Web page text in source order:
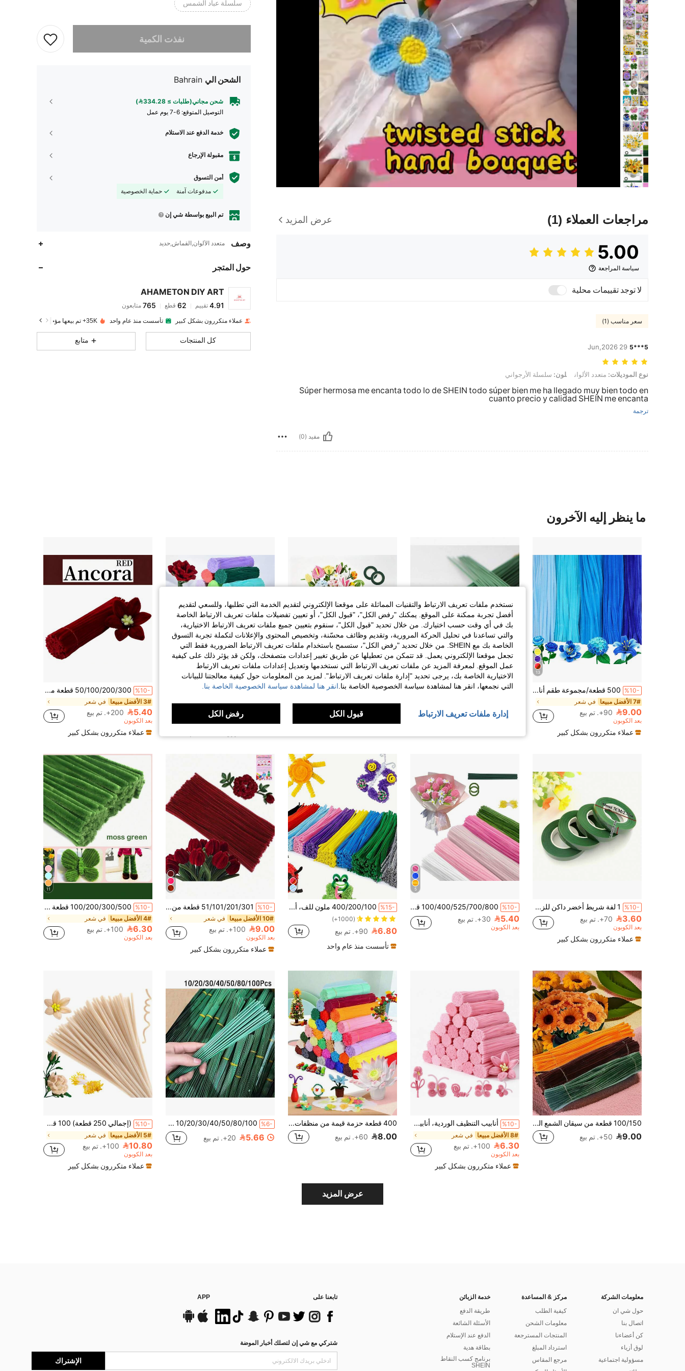
مراجعات العملاء (1) عرض المزيد
5.00
سياسة المراجعة
لا توجد تقييمات محلية
سعر مناسب (1)
5***5
29 Jun,2026
نوع الموديلات: متعدد الألوان, لون: سلسلة الأرجواني
نوع الموديلات: متعدد الألوان لون: سلسلة الأرجواني
Súper hermosa me encanta todo lo de SHEIN todo súper bien me ha llegado muy bien todo en
cuanto precio y calidad SHEIN me encanta
ترجمة
مفيد (0)
سلسلة عباد الشمس
نفذت الكمية
الشحن الي Bahrain
شحن مجاني(طلبات ≥ 334.28)
التوصيل المتوقع: 6-7 يوم عمل
خدمة الدفع عند الاستلام
مقبولة الإرجاع
أمن التسوق
مدفوعات آمنة
حماية الخصوصية
تم البيع بواسطة شي إن
وصف متعدد الألوان,القماش,حديد
حول المتجر
AHAMETON DIY ART
4.91
62
n***i تم دفعمنذ 1 يوم
عملاء متكررون بشكل كبير تأسست منذ عام واحد 35K+ تم بيعها مؤخرًا
كل المنتجات متابع
ما ينظر إليه الآخرون
13
%10- 500 قطعة/مجموعة طقم أنابيب التنظيف الحرفية، ساق تشينيل الناعمة المحسنة بالجملة، أنابيب تنظيف الزهور اليدوية، مناسبة للمبتدئين في مشاريع الفن والحرف اليدوية، عصي الزخرفة، رائعة للهدايا وديكور المنزل والحفلات والزفاف
7# الأفضل مبيعا في شعر
9.00 90+. تم بيع
بعد الكوبون
عملاء متكررون بشكل كبير
%10- 200/100/50/40 قطعة من سيقان الزهور المطلية باللون الأخضر، أسلاك حرفية وزهرية DIY، أسلاك حديدية مقاومة للماء، مناسبة لديكور العطلات والمشاريع اليدوية، تستخدم لدعم تسلق النباتات، إطار بيرجولا الحديقة القابل للتعديل، دعم نباتات قابل للف والتشكيل، سيقان زهور متنوعة للزهور الاصطناعية، متينة للغاية وسهلة اللف، أشكال متنوعة، اكسسوارات ديكورية للباقات الزهور، أدوات حديقة (ألوان عشوائية)
7.20 200+. تم بيع
بعد الكوبون
%5- 575 قطعة من طقم صنع الزهور اليدوية الفاخرة من الشينيل، 8 ألوان مختارة من أربطة الالتواء، السيقان، الأشرطة، الأسدية، سيقان الشينيل المخملية المرجانية، يتضمن دليل تعليمي، شريط الزهور، ديكور باقة يدوية DIY، مناسب لعيد الميلاد، عيد الحب، عيد الأم
44.82
عملاء متكررون بشكل كبير
%10-
(1000+)
%10- 50/100/200/300 قطعة من مصفى الأنبوب الأحمر أنكورا، سيقان الشينيل الحمراء أنكورا، مصفيات الأنابيب الحمراء أنكورا بكميات كبيرة ، أعواد سحب مخملي لوازم حرفية، مصفيات الأنابيب للفنون ، مصفيات الأنابيب الإبداعية للحرف والديكورات الاحتفالية ، مصفيات ملونة للفنون اليدوية والمشاريع الحرفية الإبداعية DIY
3# الأفضل مبيعا في شعر
5.40 200+. تم بيع
بعد الكوبون
عملاء متكررون بشكل كبير
%10- 1 لفة شريط أخضر داكن للزهور، عرض 0.5 بوصة، طول 20 متر لتغليف سيقان الباقات الزهور، شريط نايلون مقاوم للماء 1 حزمة، شريط أخضر للأزهار لتنسيق المشاريع اليدوية والأكاليل وتغليف سيقان الباقات الزهور ومستلزمات الأشغال اليدوية، سهل الاستخدام، شد بقوة، متوافق مع الأقمشة ، مستلزمات محل الزهور
3.60 70+. تم بيع
بعد الكوبون
عملاء متكررون بشكل كبير
5
%10- 100/400/525/700/800 قطعة فرشاة تنظيف الأنابيب مصنوعة يدويًا، مجموعة ديكور تغليف باقات الزهور اليدوية DIY (وردي)، مادة ناعمة وهشة، يمكن صنع الورود والزنابق وعباد الشمس وزهور أخرى، هدايا التخرج والمدرسة، هدية عيد الحب
5.40 30+. تم بيع
بعد الكوبون
%15- 400/200/100 ملون للف، ألوان عشوائية اكسسوارات DIY، أدوات يدوية إبداعية، مجموعة لوازم الحرف اليدوية والديكور
(1000+)
6.80 90+. تم بيع
تأسست منذ عام واحد
%10- 51/101/201/301 قطعة من لوازم تنظيف الأنابيب الحرفية الحمراء الإبداعية، بطاقات الحرف والدروس التعليمية، زهور تنظيف الأنابيب من سيقان الشينيل، صنع ديكورات العطلات
10# الأفضل مبيعا في شعر
9.00 100+. تم بيع
بعد الكوبون
عملاء متكررون بشكل كبير
11
%10- 100/200/300/500 قطعة من أنابيب التنظيف الخضراء لوازم الحرف اليدوية، أشكال بسيطة من الشمع الملون، أنابيب شمع مغلفة باللون الأخضر، لينة للفن والأشغال اليدوية والديكورات الإبداعية
4# الأفضل مبيعا في شعر
6.30 100+. تم بيع
بعد الكوبون
100/150 قطعة من سيقان الشمع الفاخرة من النسيج المخملي لباقات دوار الشمس الواقعية وديكور المنزل الزهري، عصي ملتوية لصنع باقات دوار الشمس يدويًا من مواد النسيج المخملي
9.00 50+. تم بيع
%10- أنابيب التنظيف الوردية، أنابيب التنظيف الوردية للأشغال اليدوية، سيقان الشينيل، أنابيب التنظيف للأشغال اليدوية قضبان الشينيل القابلة للطي، أنابيب التنظيف للأشغال اليدوية، أنابيب التنظيف من سيقان الشينيل، لوازم الأشغال اليدوية من العصي الناعمة، أنابيب التنظيف الملونة، للمشاريع الفنية والحرفية والديكورات DIY
8# الأفضل مبيعا في شعر
6.30 100+. تم بيع
بعد الكوبون
عملاء متكررون بشكل كبير
400 قطعة حزمة قيمة من منظفات الأنابيب DIY، ألوان الماكرون، منظفات أنابيب DIY، ألوان مختلطة عشوائية بما في ذلك سيقان الشينيل الكثيفة والعصي الناعمة، لوازم زينة الحرف اليدوية من سيقان الشينيل
8.00 60+. تم بيع
%6- 10/20/30/40/50/80/100 قطعة سيقان زهور مطلية باللون الأخضر، سلك حرفي DIY وسلك زهور، سلك حديد مقاوم للماء، مناسب لديكور العطلات والمشاريع اليدوية، يستخدم لدعم تسلق النباتات، حامل تعريشة حديقة قابل للتعديل يمكن لفه وتشكيله، دعم نباتات متعدد الاستخدامات لسيقان الزهور الاصطناعية، قوي جداً وسهل اللف بأشكال مختلفة
5.66 20+. تم بيع
%10- (إجمالي 250 قطعة) 100 قطعة من سيقان الشينيل لتنظيف الأنابيب مع 150 قطعة من أسدية الزهور للحرف اليدوية الفنية الإبداعية وديكورات الحفلات (12 بوصة * 6 مم)، مشاريع فنية، ديكور يدوي، سيقان زخرفية، إكسسوارات DIY
5# الأفضل مبيعا في شعر
10.80 100+. تم بيع
بعد الكوبون
عملاء متكررون بشكل كبير
عرض المزيد
معلومات الشركة
حول شي ان
اتصال بنا
كن أعضاءنا
لوق أزياء
مسؤولية اجتماعية
مركز & المساعدة
كيفية الطلب
معلومات الشحن
المنتجات المسترجعة
استرداد المبلغ
مرجع المقاس
خدمة الزبائن
طريقة الدفع
الأسئلة الشائعة
الدفع عند الإستلام
بطاقة هدية
برنامج كسب النقاط
SHEIN
تابعنا على APP
شتركي مع شي إن لتصلك أخبار الموضة
الإشتراك
نستخدم ملفات تعريف الارتباط والتقنيات المماثلة على موقعنا الإلكتروني لتقديم الخدمة التي تطلبها، وللسعي لتقديم
أفضل تجربة ممكنة على الموقع. يمكنك "رفض الكل"، "قبول الكل"، أو تعيين تفضيلات ملفات تعريف الارتباط الخاصة
بك في أي وقت حسب اختيارك. من خلال تحديد "قبول الكل"، سنقوم بتعيين جميع ملفات تعريف الارتباط الاختيارية،
والتي تساعدنا في تحليل الحركة المرورية، وتقديم وظائف محسّنة، وتخصيص المحتوى والإعلانات لتكملة تجربة التسوق
الخاصة بك مع SHEIN. من خلال تحديد "رفض الكل"، ستسمح باستخدام ملفات تعريف الارتباط الضرورية فقط التي
تجعل موقعنا الإلكتروني يعمل. قد تتمكن من تعطيلها عن طريق تغيير إعدادات متصفحك، ولكن قد يؤثر ذلك على كيفية
عمل الموقع. لمعرفة المزيد عن ملفات تعريف الارتباط التي نستخدمها وتعديل إعدادات ملفات تعريف الارتباط
الاختيارية الخاصة بك، يرجى تحديد "إدارة ملفات تعريف الارتباط". لمزيد من المعلومات حول كيفية معالجتنا للبيانات
التي نجمعها، انقر هنا لمشاهدة سياسة الخصوصية الخاصة بنا. انقر هنا لمشاهدة سياسة الخصوصية الخاصة بنا.
إدارة ملفات تعريف الارتباط قبول الكل رفض الكل